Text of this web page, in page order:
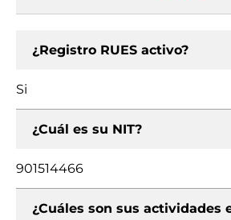
¿Registro RUES activo?
Si
¿Cuál es su NIT?
901514466
¿Cuáles son sus actividades